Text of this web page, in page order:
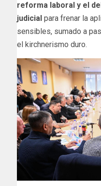
reforma laboral y el
judicial para frenar la
sensibles, sumado a
el kirchnerismo duro.